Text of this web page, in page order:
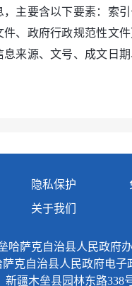
，主要含以下要素：索
件、政府行政规范性文
来源、文号、成文日期
：
克自治县人民政府门户
体：暂无；
开栏、政府信息查阅点、
隐私保护
关于我们
哈萨克自治县人民政府
克自治县人民政府电子
新疆木垒县园林东路338